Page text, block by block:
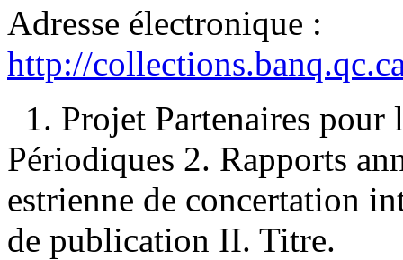
Adresse électronique :
http://
1. Projet Partenaires
Périodiques 2. Rapports
estrienne de concertation
de publication II. Titre.